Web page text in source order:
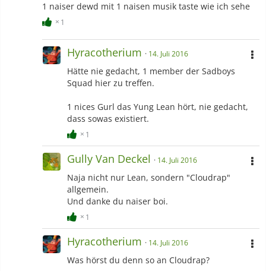
1 naiser dewd mit 1 naisen musik taste wie ich sehe
1
Hyracotherium 14. Juli 2016
Hätte nie gedacht, 1 member der Sadboys
Squad hier zu treffen.
1 nices Gurl das Yung Lean hört, nie gedacht,
dass sowas existiert.
1
Gully Van Deckel 14. Juli 2016
Naja nicht nur Lean, sondern "Cloudrap"
allgemein.
Und danke du naiser boi.
1
Hyracotherium 14. Juli 2016
Was hörst du denn so an Cloudrap?